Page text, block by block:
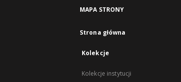
MAPA STRONY
Strona główna
Kolekcje
Kolekcje instytucji